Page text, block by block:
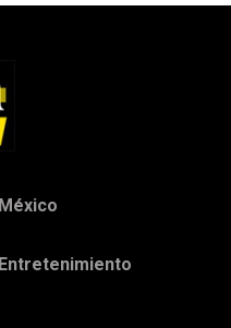
México
Entretenimiento